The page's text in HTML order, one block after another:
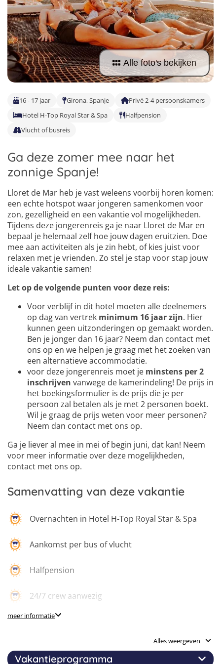
Malta
Nederland
Buitenland
Surfkampen Buitenland
Surfkampen 18+
Taalvakanties Duits
Taalvakanties Italiaans
Alle foto's bekijken
16 - 17 jaar Girona, Spanje
Privé 2-4 persoonskamers
Hotel H-Top Royal Star & Spa
Halfpension
Vlucht of busreis
Ga deze zomer mee naar het
zonnige Spanje!
Lloret de Mar heb je vast weleens voorbij horen komen:
een echte hotspot waar jongeren samenkomen voor
zon, gezelligheid en een vakantie vol mogelijkheden.
Tijdens deze jongerenreis ga je naar Lloret de Mar en
bepaal je helemaal zelf hoe jouw dagen eruitzien. Doe
mee aan activiteiten als je zin hebt, of kies juist voor
relaxen met je vrienden. Zo stel je stap voor stap jouw
ideale vakantie samen!
Let op de volgende punten voor deze reis:
Voor verblijf in dit hotel moeten alle deelnemers
op dag van vertrek minimum 16 jaar zijn. Hier
kunnen geen uitzonderingen op gemaakt worden.
Ben je jonger dan 16 jaar? Neem dan contact met
ons op en we helpen je graag met het zoeken van
een alternatieve accommodatie.
voor deze jongerenreis moet je minstens per 2
inschrijven vanwege de kamerindeling! De prijs in
het boekingsformulier is de prijs die je per
persoon zal betalen als je met 2 personen boekt.
Wil je graag de prijs weten voor meer personen?
Neem dan contact met ons op.
Ga je liever al mee in mei of begin juni, dat kan! Neem
voor meer informatie over deze mogelijkheden,
contact met ons op.
Samenvatting van deze vakantie
Overnachten in Hotel H-Top Royal Star & Spa
Aankomst per bus of vlucht
Halfpension
24/7 crew aanwezig
Nieuwe vrienden maken
meer informatie
Alles weergeven
Vakantieprogramma